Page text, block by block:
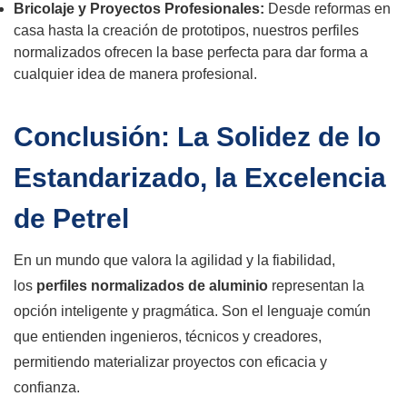
Bricolaje y Proyectos Profesionales: Desde reformas en
casa hasta la creación de prototipos, nuestros perfiles
normalizados ofrecen la base perfecta para dar forma a
cualquier idea de manera profesional.
Conclusión: La Solidez de lo
Estandarizado, la Excelencia
de Petrel
En un mundo que valora la agilidad y la fiabilidad,
los perfiles normalizados de aluminio representan la
opción inteligente y pragmática. Son el lenguaje común
que entienden ingenieros, técnicos y creadores,
permitiendo materializar proyectos con eficacia y
confianza.